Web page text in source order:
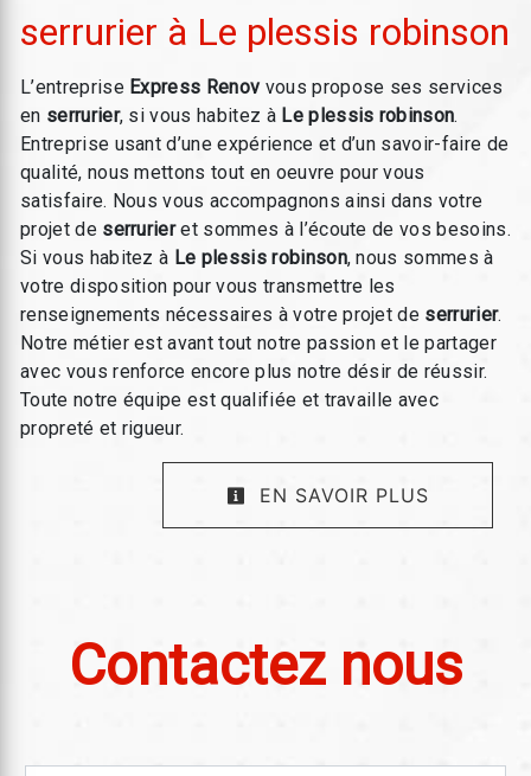
serrurier à Le plessis robinson
L’entreprise Express Renov vous propose ses services
en serrurier, si vous habitez à Le plessis robinson.
Entreprise usant d’une expérience et d’un savoir-faire de
qualité, nous mettons tout en oeuvre pour vous
satisfaire. Nous vous accompagnons ainsi dans votre
projet de serrurieret sommes à l’écoute de vos besoins.
Si vous habitez à Le plessis robinson, nous sommes à
votre disposition pour vous transmettre les
renseignements nécessaires à votre projet de serrurier.
Notre métier est avant tout notre passion et le partager
avec vous renforce encore plus notre désir de réussir.
Toute notre équipe est qualifiée et travaille avec
propreté et rigueur.
EN SAVOIR PLUS
Contactez nous